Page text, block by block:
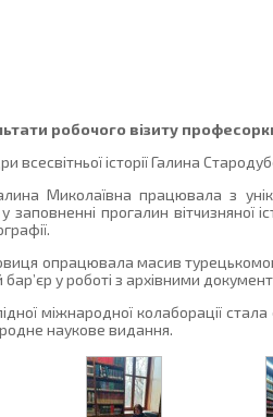
робочого візиту
всесвітньої історії Галина
Миколаївна працювала з
прогалин вітчизняної
опрацювала масив
у роботі з архівними
міжнародної колаборації
наукове видання.